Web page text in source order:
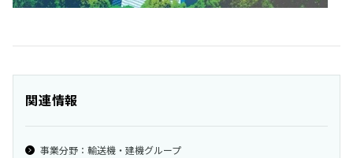
関連情報
事業分野：輸送機・建機グループ